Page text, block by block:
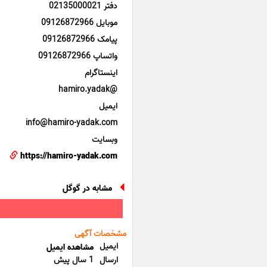
دفتر 02135000021
موبایل 09126872966
پیامک 09126872966
واتساپ 09126872966
اینستاگرام
@hamiro.yadak
ایمیل
info@hamiro-yadak.com
وبسایت
https://hamiro-yadak.com
مشابه در گوگل
مشخصات آگهی
ایمیل مشاهده ایمیل
ارسال 1 سال پیش